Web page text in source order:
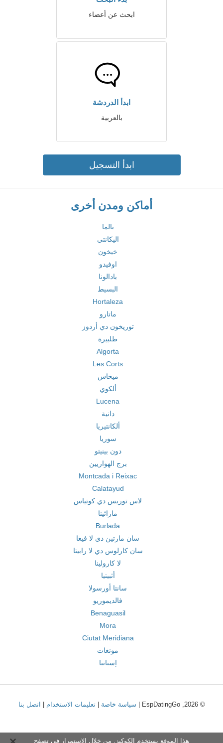
ابحث عن أعضاء
ابدأ الدردشة
بالعربية
ابدأ التسجيل
أماكن ومدن أخرى
بالما
اليكانتي
خيخون
اوفيدو
بادالونا
البسيط
Hortaleza
ماتارو
توريخون دي أردوز
طلبيرة
Algorta
Les Corts
ميخاس
ألكوي
Lucena
دانية
ألكانتيريا
سوريا
دون بينيتو
برج الهواريين
Montcada i Reixac
Calatayud
لاس توريس دي كوتياس
ماراثينا
Burlada
سان مارتين دي لا فيغا
سان كارلوس دي لا رابيتا
لا كارولينا
أثبيتيا
سانتا أورسولا
فالديموريو
Benaguasil
Mora
Ciutat Meridiana
مونغات
إسبانيا
© 2026, EspDatingGo | سياسة خاصة |تعليمات الاستخدام اتصل بنا
هذا الموقع يستخدم الكوكيز. من خلال الاستمرار في تصفح